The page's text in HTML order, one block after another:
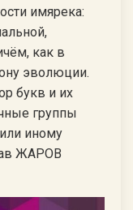
имярека:
как в
эволюции.
букв и их
группы
иному
ЖАРОВ